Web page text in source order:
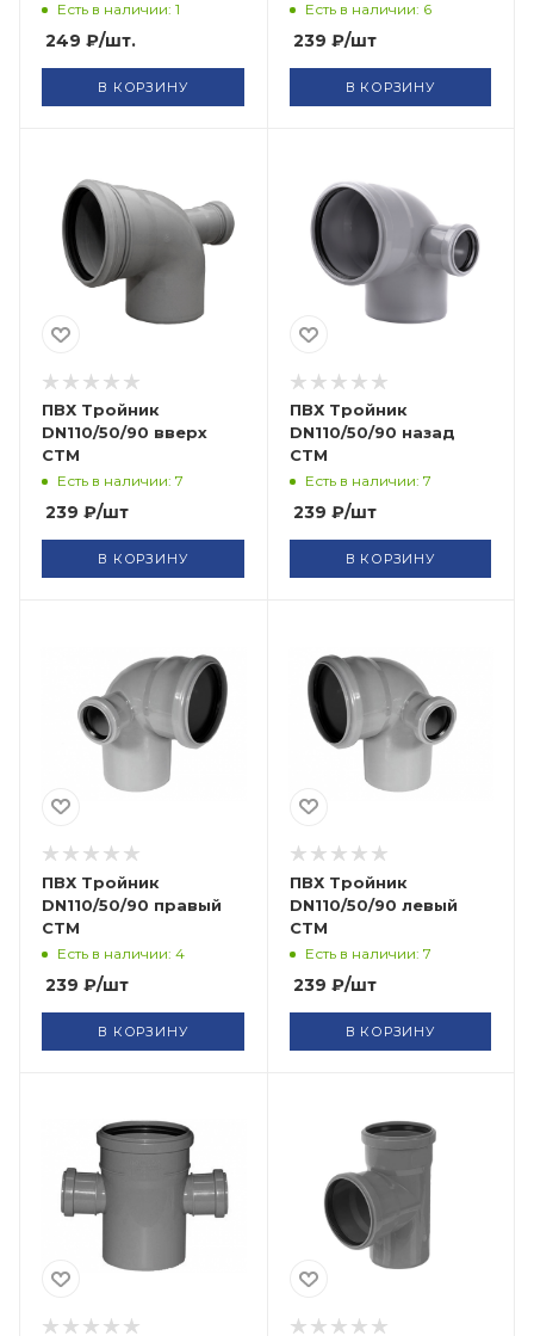
Есть в наличии: 1
249 ₽/шт.
В КОРЗИНУ
Есть в наличии: 6
239 ₽/шт
В КОРЗИНУ
ПВХ Тройник
DN110/50/90 вверх
СТМ
Есть в наличии: 7
239 ₽/шт
В КОРЗИНУ
ПВХ Тройник
DN110/50/90 назад
СТМ
Есть в наличии: 7
239 ₽/шт
В КОРЗИНУ
ПВХ Тройник
DN110/50/90 правый
СТМ
Есть в наличии: 4
239 ₽/шт
В КОРЗИНУ
ПВХ Тройник
DN110/50/90 левый
СТМ
Есть в наличии: 7
239 ₽/шт
В КОРЗИНУ